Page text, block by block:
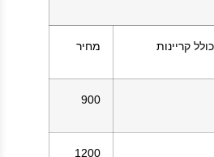
קריינות מחיר
900
1200